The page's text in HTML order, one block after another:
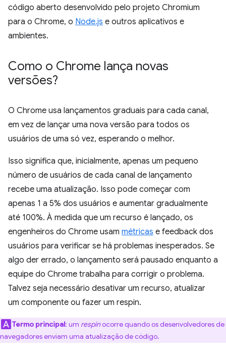
código aberto desenvolvido pelo projeto Chromium
para o Chrome, o Node.js e outros aplicativos e
ambientes.
Como o Chrome lança novas
versões?
O Chrome usa lançamentos graduais para cada canal,
em vez de lançar uma nova versão para todos os
usuários de uma só vez, esperando o melhor.
Isso significa que, inicialmente, apenas um pequeno
número de usuários de cada canal de lançamento
recebe uma atualização. Isso pode começar com
apenas 1 a 5% dos usuários e aumentar gradualmente
até 100%. À medida que um recurso é lançado, os
engenheiros do Chrome usam métricas e feedback dos
usuários para verificar se há problemas inesperados. Se
algo der errado, o lançamento será pausado enquanto a
equipe do Chrome trabalha para corrigir o problema.
Talvez seja necessário desativar um recurso, atualizar
um componente ou fazer um respin.
Termo principal: um respinocorre quando os desenvolvedores de
navegadores enviam uma atualização de código.